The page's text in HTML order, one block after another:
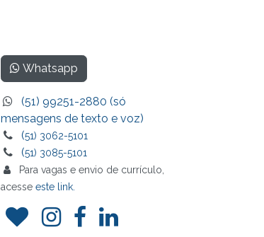
Whatsapp
(51) 99251-2880 (só
mensagens de texto e voz)
(51) 3062-5101
(51) 3085-5101
Para vagas e envio de currículo,
acesse este link.